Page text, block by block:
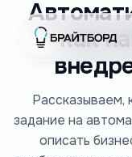
как
Рассказываем,
задание на
описать